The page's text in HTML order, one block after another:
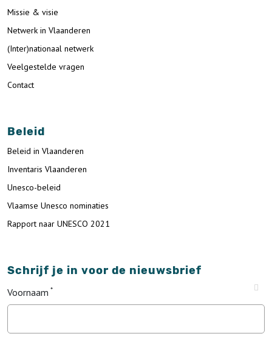
Missie & visie
Netwerk in Vlaanderen
(Inter)nationaal netwerk
Veelgestelde vragen
Contact
Beleid
Beleid in Vlaanderen
Inventaris Vlaanderen
Unesco-beleid
Vlaamse Unesco nominaties
Rapport naar UNESCO 2021
Schrijf je in voor de nieuwsbrief
Voornaam